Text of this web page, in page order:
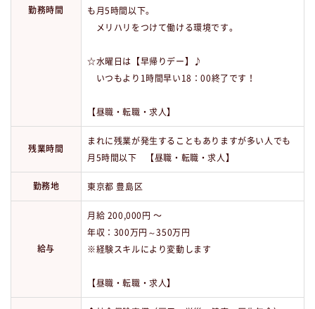
勤務時間
も月5時間以下。
メリハリをつけて働ける環境です。
☆水曜日は【早帰りデー】♪
いつもより1時間早い18：00終了です！
【昼職・転職・求人】
残業時間
まれに残業が発生することもありますが多い人でも
月5時間以下 【昼職・転職・求人】
勤務地 東京都 豊島区
給与
月給 200,000円 〜
年収：300万円～350万円
※経験スキルにより変動します
【昼職・転職・求人】